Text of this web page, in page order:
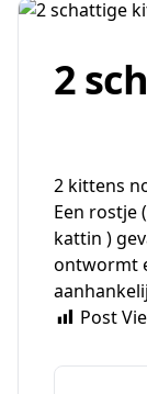
2
2 kittens
Een rostje
kattin )
ontwormt
Post